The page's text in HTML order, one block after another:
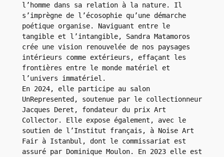
l’homme dans sa relation à la nature. Il
s’imprègne de l’écosophie qu’une démarche
poétique organise. Naviguant entre le
tangible et l’intangible, Sandra Matamoros
crée une vision renouvelée de nos paysages
intérieurs comme extérieurs, effaçant les
frontières entre le monde matériel et
l’univers immatériel.
En 2024, elle participe au salon
UnRepresented, soutenue par le collectionneur
Jacques Deret, fondateur du prix Art
Collector. Elle expose également, avec le
soutien de l’Institut français, à Noise Art
Fair à Istanbul, dont le commissariat est
assuré par Dominique Moulon. En 2023 elle est